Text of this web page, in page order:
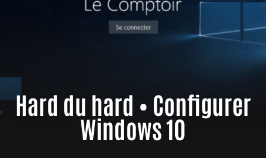
Hard du hard • Configurer
Windows 10